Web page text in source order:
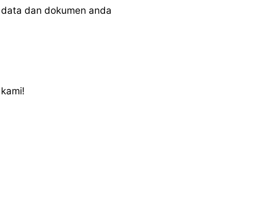
dan dokumen anda